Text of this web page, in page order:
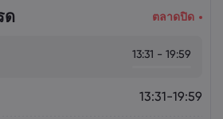
ด ตลาดปิด
13:31 - 19:59
13:31-19:59